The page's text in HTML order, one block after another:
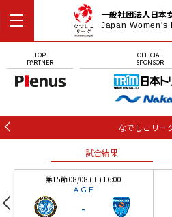
一般社団法人日本
Japan Women's
TOP
PARTNER
OFFICIAL
SPONSOR
なでしこリー
試合結果
第15節 08/08 (土) 16:00
ＡＧＦ
-